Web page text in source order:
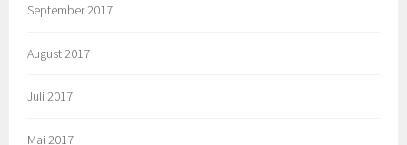
September 2017
August 2017
Juli 2017
Mai 2017